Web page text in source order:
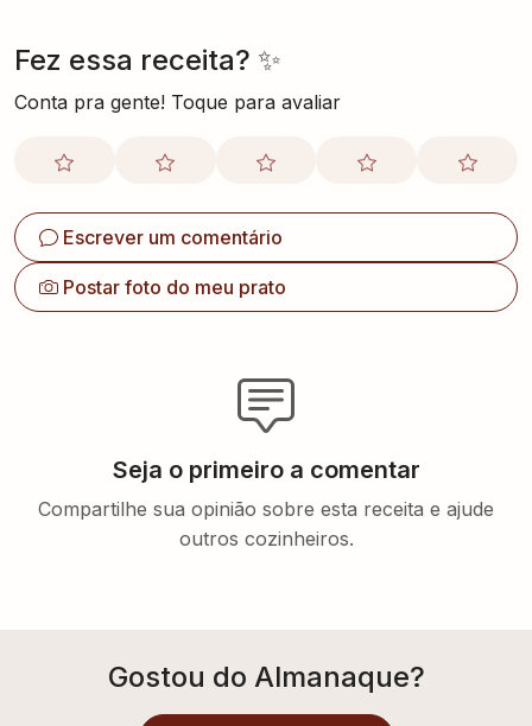
Fez essa receita? ✨
Conta pra gente! Toque para avaliar
Escrever um comentário
Postar foto do meu prato
Seja o primeiro a comentar
Compartilhe sua opinião sobre esta receita e ajude
outros cozinheiros.
Gostou do Almanaque?